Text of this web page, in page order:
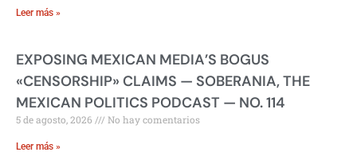
Leer más »
EXPOSING MEXICAN MEDIA’S BOGUS
«CENSORSHIP» CLAIMS — SOBERANIA, THE
MEXICAN POLITICS PODCAST — NO. 114
5 de agosto, 2026 No hay comentarios
Leer más »